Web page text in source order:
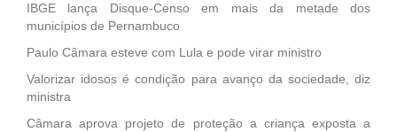
IBGE lança Disque-Censo em mais da metade dos
municípios de Pernambuco
Paulo Câmara esteve com Lula e pode virar ministro
Valorizar idosos é condição para avanço da sociedade, diz
ministra
Câmara aprova projeto de proteção a criança exposta a